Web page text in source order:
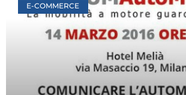
E-COMMERCE